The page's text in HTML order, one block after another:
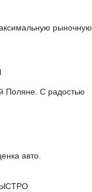
рыночную
Поляне. С радостью
авто.